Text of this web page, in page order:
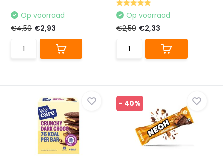
Op voorraad
€4,50 €2,93
Op voorraad
€2,59 €2,33
- 40%